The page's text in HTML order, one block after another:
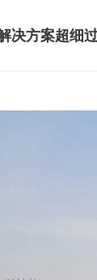
决方案超细